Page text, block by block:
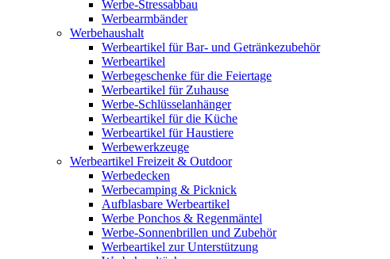
Werbe-Stressabbau
Werbearmbänder
Werbehaushalt
Werbeartikel für Bar- und Getränkezubehör
Werbeartikel
Werbegeschenke für die Feiertage
Werbeartikel für Zuhause
Werbe-Schlüsselanhänger
Werbeartikel für die Küche
Werbeartikel für Haustiere
Werbewerkzeuge
Werbeartikel Freizeit & Outdoor
Werbedecken
Werbecamping & Picknick
Aufblasbare Werbeartikel
Werbe Ponchos & Regenmäntel
Werbe-Sonnenbrillen und Zubehör
Werbeartikel zur Unterstützung